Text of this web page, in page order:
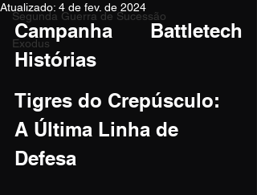
Segunda Guerra de Sucessão
Exodus
Atualizado: 4 de fev. de 2024
Campanha Battletech
Histórias
Tigres do Crepúsculo:
A Última Linha de
Defesa